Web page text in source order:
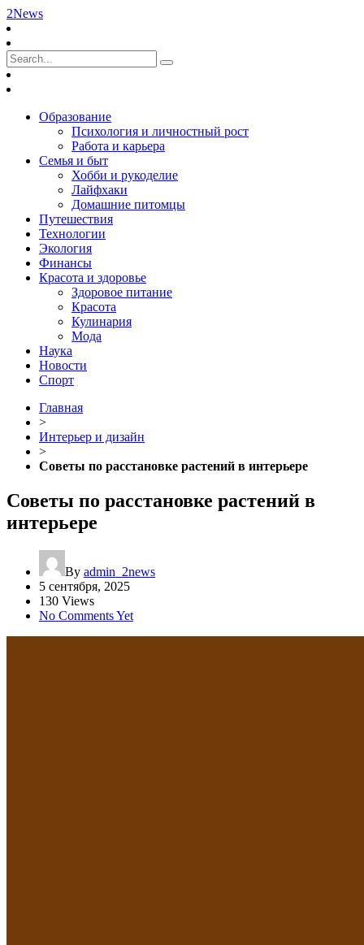
2News
Образование
Психология и личностный рост
Работа и карьера
Семья и быт
Хобби и рукоделие
Лайфхаки
Домашние питомцы
Путешествия
Технологии
Экология
Финансы
Красота и здоровье
Здоровое питание
Красота
Кулинария
Мода
Наука
Новости
Спорт
Главная
>
Интерьер и дизайн
>
Советы по расстановке растений в интерьере
Советы по расстановке растений в
интерьере
By admin_2news
5 сентября, 2025
130 Views
No Comments Yet